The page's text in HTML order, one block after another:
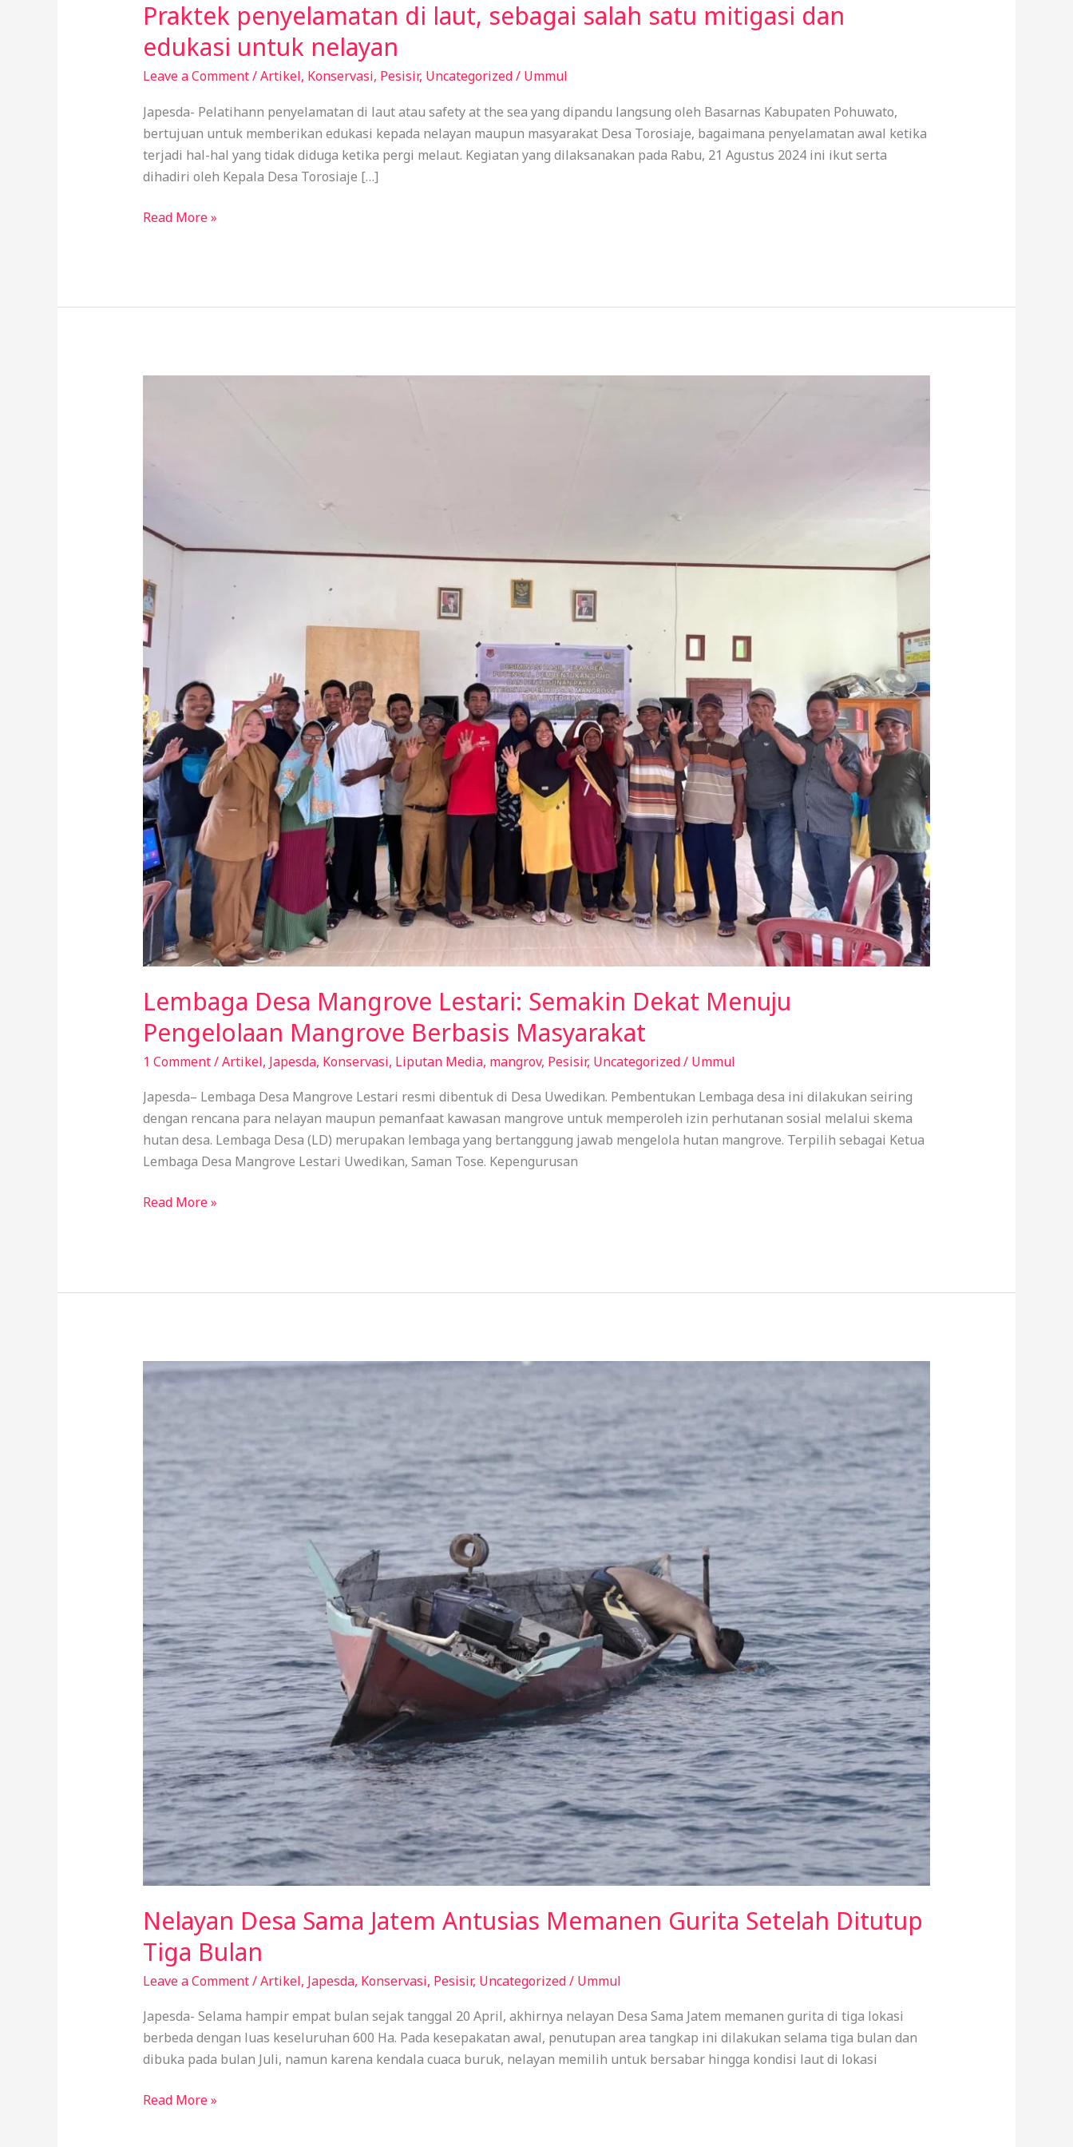
Praktek penyelamatan di laut, sebagai salah satu mitigasi dan
edukasi untuk nelayan
Leave a Comment/Artikel, Konservasi, Pesisir, Uncategorized/ Ummul
Japesda- Pelatihann penyelamatan di laut atau safety at the sea yang dipandu langsung oleh Basarnas Kabupaten Pohuwato,
bertujuan untuk memberikan edukasi kepada nelayan maupun masyarakat Desa Torosiaje, bagaimana penyelamatan awal ketika
terjadi hal-hal yang tidak diduga ketika pergi melaut. Kegiatan yang dilaksanakan pada Rabu, 21 Agustus 2024 ini ikut serta
dihadiri oleh Kepala Desa Torosiaje […]
Read More »
Lembaga Desa Mangrove Lestari: Semakin Dekat Menuju
Pengelolaan Mangrove Berbasis Masyarakat
1 Comment/Artikel, Japesda, Konservasi, Liputan Media, mangrov, Pesisir, Uncategorized/ Ummul
Japesda– Lembaga Desa Mangrove Lestari resmi dibentuk di Desa Uwedikan. Pembentukan Lembaga desa ini dilakukan seiring
dengan rencana para nelayan maupun pemanfaat kawasan mangrove untuk memperoleh izin perhutanan sosial melalui skema
hutan desa. Lembaga Desa (LD) merupakan lembaga yang bertanggung jawab mengelola hutan mangrove. Terpilih sebagai Ketua
Lembaga Desa Mangrove Lestari Uwedikan, Saman Tose. Kepengurusan
Dekat
Pengelolaan
Mangrove
Berbasis
Masyarakat
Read More »
Nelayan Desa Sama Jatem Antusias Memanen Gurita Setelah Ditutup
Tiga Bulan
Leave a Comment/Artikel, Japesda, Konservasi, Pesisir, Uncategorized/ Ummul
Japesda- Selama hampir empat bulan sejak tanggal 20 April, akhirnya nelayan Desa Sama Jatem memanen gurita di tiga lokasi
berbeda dengan luas keseluruhan 600 Ha. Pada kesepakatan awal, penutupan area tangkap ini dilakukan selama tiga bulan dan
dibuka pada bulan Juli, namun karena kendala cuaca buruk, nelayan memilih untuk bersabar hingga kondisi laut di lokasi
Nelayan
Antusias
Memanen
Gurita
Setelah
Tiga
Bulan
Read More »